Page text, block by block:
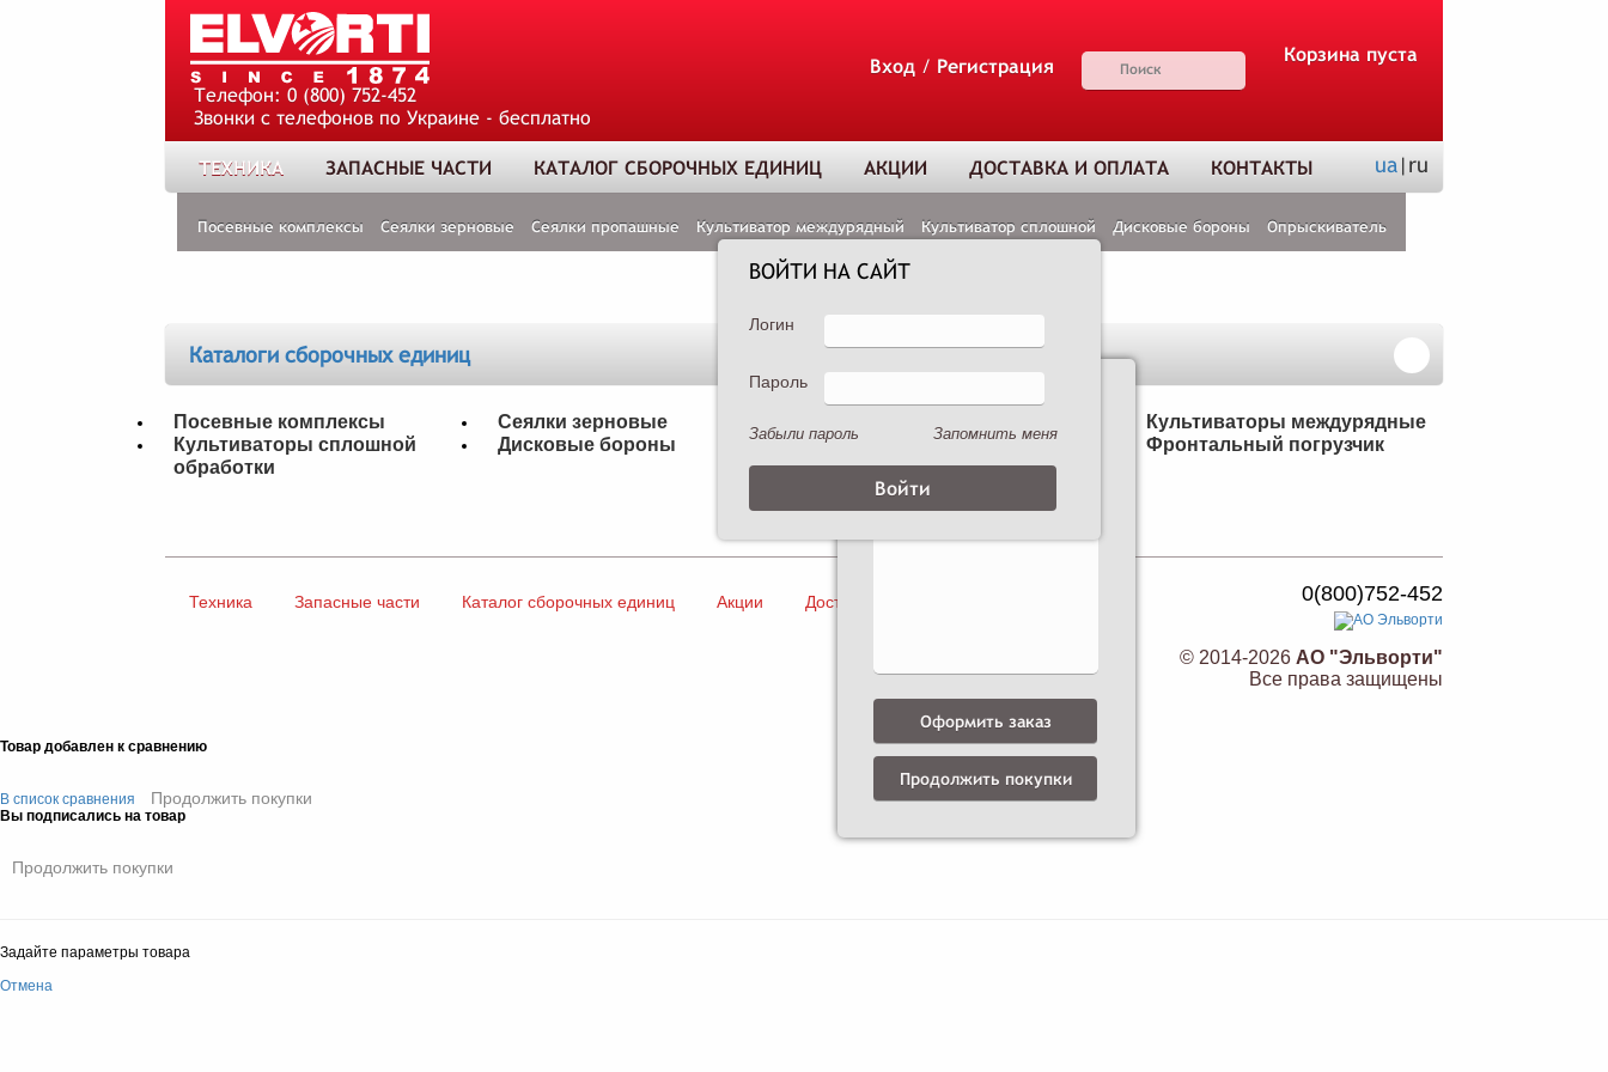
Телефон: 0 (800) 752-452
Звонки с телефонов по Украине - бесплатно
Вход / Регистрация
Корзина пуста
ТЕХНИКА ЗАПАСНЫЕ ЧАСТИ КАТАЛОГ СБОРОЧНЫХ ЕДИНИЦ АКЦИИ ДОСТАВКА И ОПЛАТА КОНТАКТЫ ua|ru
Посевные комплексы Сеялки зерновые Сеялки пропашные Культиватор междурядный Культиватор сплошной Дисковые бороны Опрыскиватель
Каталоги сборочных единиц
Посевные комплексы Сеялки зерновые
Культиваторы междурядные
Культиваторы сплошной
обработки
Дисковые бороны Опрыскиватели Фронтальный погрузчик
Техника Запасные части Каталог сборочных единиц Акции Доставка и оплата 0(800)752-452
© 2014-2026 АО "Эльворти"
Все права защищены
Товар добавлен к сравнению
В список сравнения Продолжить покупки
Оформить заказ
Продолжить покупки
Вы подписались на товар
Продолжить покупки
Задайте параметры товара
Отмена
ВОЙТИ НА САЙТ
Логин
Пароль
Забыли пароль Запомнить меня